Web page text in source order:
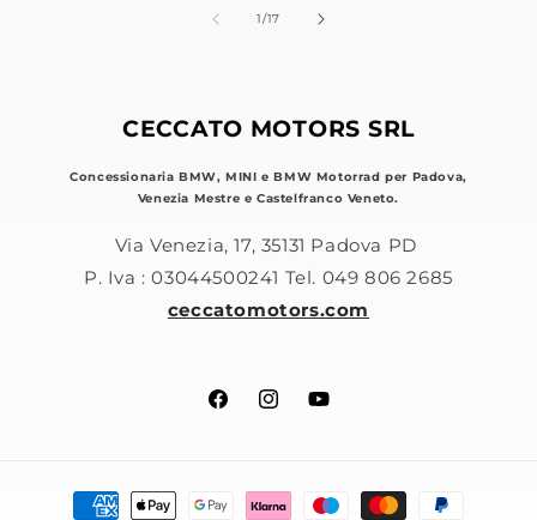
1/su
17
CECCATO MOTORS SRL
Concessionaria BMW, MINI e BMW Motorrad per Padova,
Venezia Mestre e Castelfranco Veneto.
Via Venezia, 17, 35131 Padova PD
P. Iva : 03044500241 Tel. 049 806 2685
ceccatomotors.com
FacebookInstagramYouTube
Metodi